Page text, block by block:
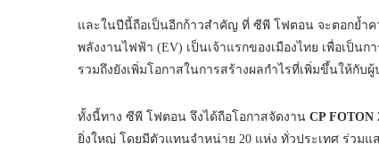
และในปีนี้ถือเป็นอีกก้าวสำคัญ ที่ ซีพี โฟตอน จะตอกย้ำ
พลังงานไฟฟ้า (EV) เป็นเจ้าแรกของเมืองไทย เพื่อเป็น
รวมถึงยังเพิ่มโอกาสในการสร้างผลกำไรที่เพิ่มขึ้นให้กับ
ทั้งนี้ทาง ซีพี โฟตอน จึงได้ถือโอกาสจัดงาน CP FOTON
ยิ่งใหญ่ โดยมีตัวแทนจำหน่าย 20 แห่ง ทั่วประเทศ ร่วม